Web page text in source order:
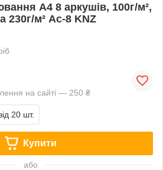
А4 8 аркушів, 100г/м²,
230г/м² Ас-8 KNZ
на сайті — 250 ₴
20 шт.
Купити
або